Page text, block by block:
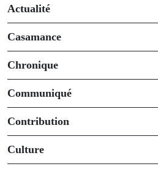
Actualité
Casamance
Chronique
Communiqué
Contribution
Culture